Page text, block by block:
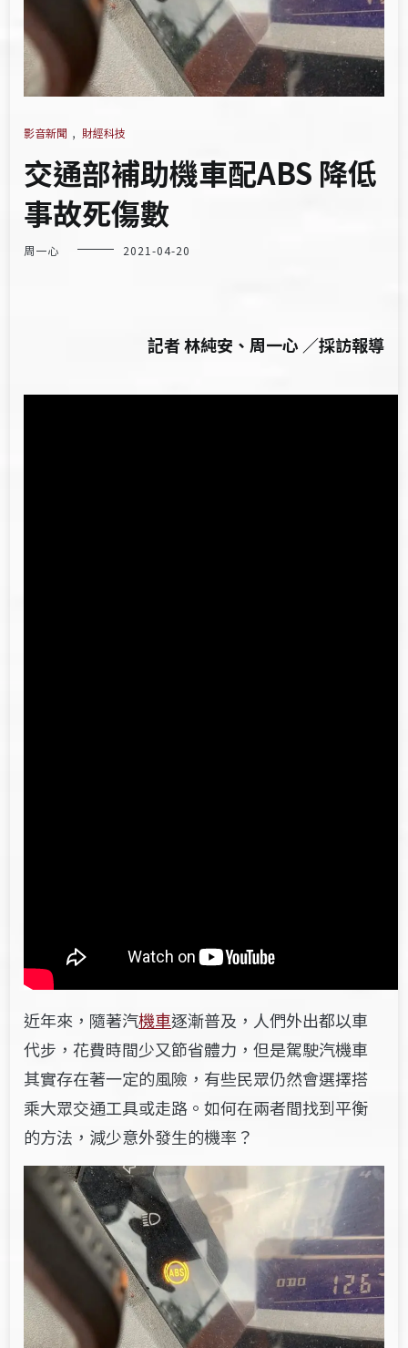
影音新聞 , 財經科技
交通部補助機車配ABS 降低
事故死傷數
周一心 2021-04-20
記者 林純安、周一心 ／採訪報導
近年來，隨著汽機車逐漸普及，人們外出都以車
代步，花費時間少又節省體力，但是駕駛汽機車
其實存在著一定的風險，有些民眾仍然會選擇搭
乘大眾交通工具或走路。如何在兩者間找到平衡
的方法，減少意外發生的機率？